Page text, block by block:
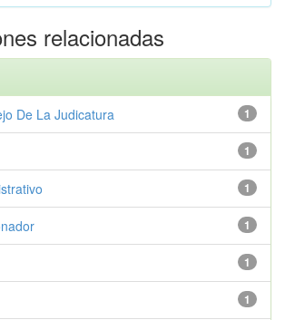
relacionadas
1
De La Judicatura
1
1
1
1
1